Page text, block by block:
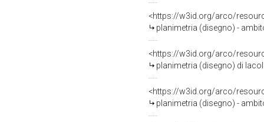
<https://w3id.org/arco/
planimetria (disegno) -
<https://w3id.org/arco/
planimetria (disegno) di
<https://w3id.org/arco/
planimetria (disegno) -